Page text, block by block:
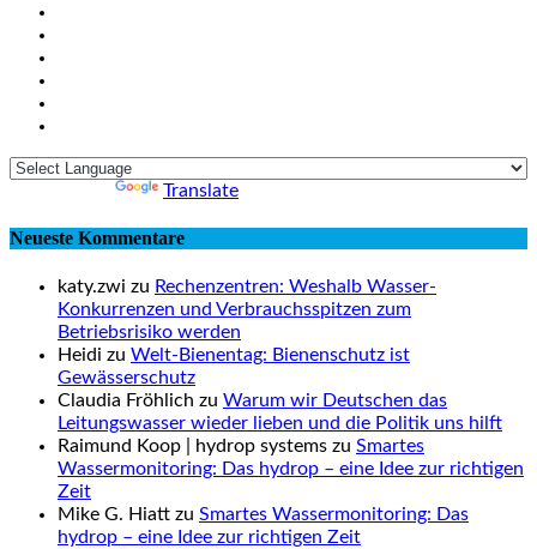
Translate
Neueste Kommentare
katy.zwi zu Rechenzentren: Weshalb Wasser-
Konkurrenzen und Verbrauchsspitzen zum
Betriebsrisiko werden
Heidi zu Welt-Bienentag: Bienenschutz ist
Gewässerschutz
Claudia Fröhlich zu Warum wir Deutschen das
Leitungswasser wieder lieben und die Politik uns hilft
Raimund Koop | hydrop systems zu Smartes
Wassermonitoring: Das hydrop – eine Idee zur richtigen
Zeit
Mike G. Hiatt zu Smartes Wassermonitoring: Das
hydrop – eine Idee zur richtigen Zeit